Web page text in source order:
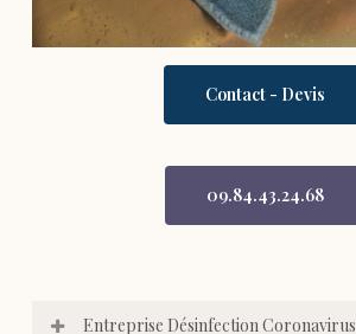
Contact - Devis
09.84.43.24.68
Entreprise Désinfection Coronavirus